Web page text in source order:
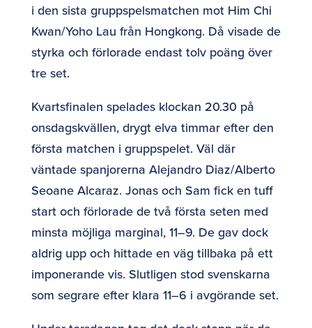
i den sista gruppspelsmatchen mot Him Chi
Kwan/Yoho Lau från Hongkong. Då visade de
styrka och förlorade endast tolv poäng över
tre set.
Kvartsfinalen spelades klockan 20.30 på
onsdagskvällen, drygt elva timmar efter den
första matchen i gruppspelet. Väl där
väntade spanjorerna Alejandro Diaz/Alberto
Seoane Alcaraz. Jonas och Sam fick en tuff
start och förlorade de två första seten med
minsta möjliga marginal, 11–9. De gav dock
aldrig upp och hittade en väg tillbaka på ett
imponerande vis. Slutligen stod svenskarna
som segrare efter klara 11–6 i avgörande set.